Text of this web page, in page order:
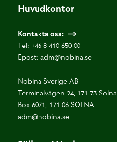
Huvudkontor
Kontakta oss:
Tel: +46 8 410 650 00
Epost: adm@nobina.se
Nobina Sverige AB
Terminalvägen 24, 171 73 Solna
Box 6071, 171 06 SOLNA
adm@nobina.se